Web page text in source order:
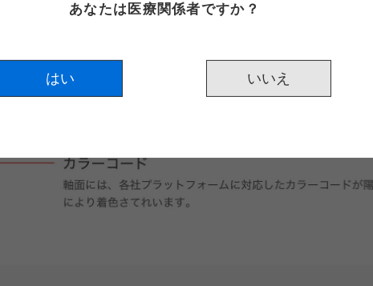
あなたは医療関係者ですか？
はい